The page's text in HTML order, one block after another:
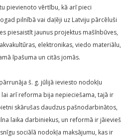
pievienoto vērtību, kā arī pieci
pilnībā vai daļēji uz Latviju pārcēluši
piesaistīt jaunus projektus mašīnbūves,
elektronikas, viedo materiālu,
īpašuma un citās jomās.
š. g. jūlijā ieviesto nodokļu
lai arī reforma bija nepieciešama, tajā ir
skārušas daudzus pašnodarbinātos,
laika darbiniekus, un reformā ir jāievieš
sociālā nodokļa maksājumu, kas ir